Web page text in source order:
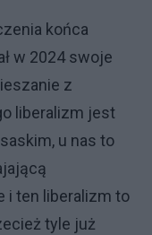
końca
w 2024 swoje
z
liberalizm jest
u nas to
i ten liberalizm to
tyle już